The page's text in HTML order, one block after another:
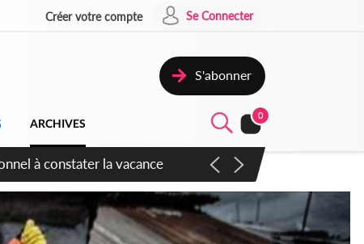
Créer votre compte Se Connecter
S'abonner
ARCHIVES
0